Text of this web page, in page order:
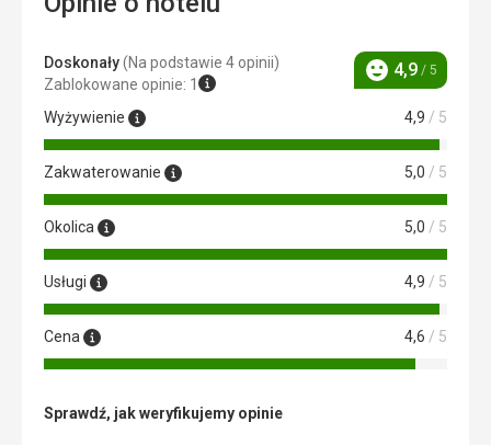
Doskonały(Na podstawie 4 opinii)
Zablokowane opinie: 1
Ocena
4,9 / 5
Wyżywienie 4,9 / 5
Zakwaterowanie 5,0 / 5
Okolica 5,0 / 5
Usługi 4,9 / 5
Cena 4,6 / 5
Sprawdź, jak weryfikujemy opinie